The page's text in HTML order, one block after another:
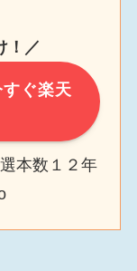
！／
ぐ楽天
本数１２年